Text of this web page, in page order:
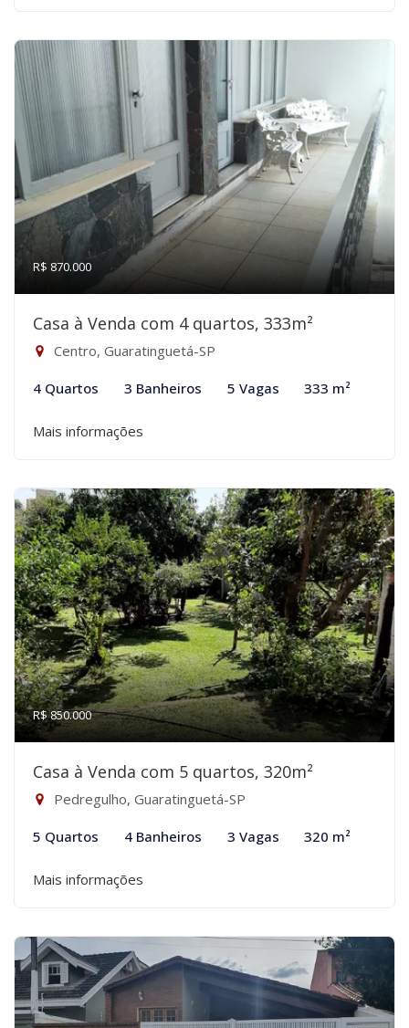
R$ 870.000
Casa à Venda com 4 quartos, 333m²
Centro, Guaratinguetá-SP
4 Quartos 3 Banheiros 5 Vagas 333 m²
Mais informações
R$ 850.000
Casa à Venda com 5 quartos, 320m²
Pedregulho, Guaratinguetá-SP
5 Quartos 4 Banheiros 3 Vagas 320 m²
Mais informações